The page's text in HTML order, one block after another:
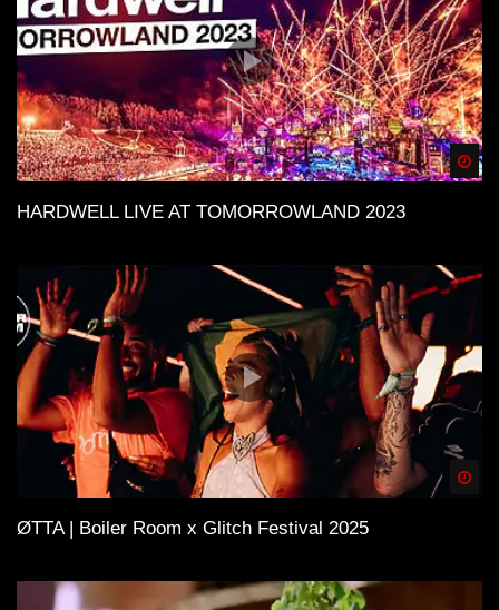
HARDWELL LIVE AT TOMORROWLAND 2023
ØTTA | Boiler Room x Glitch Festival 2025